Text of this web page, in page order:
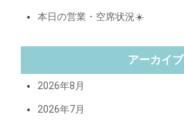
本日の営業・空席状況☀️
アーカイブ
2026年8月
2026年7月